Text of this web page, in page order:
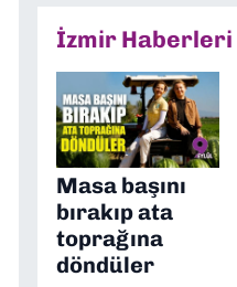
İzmir Haberleri
Masa başını
bırakıp ata
toprağına
döndüler